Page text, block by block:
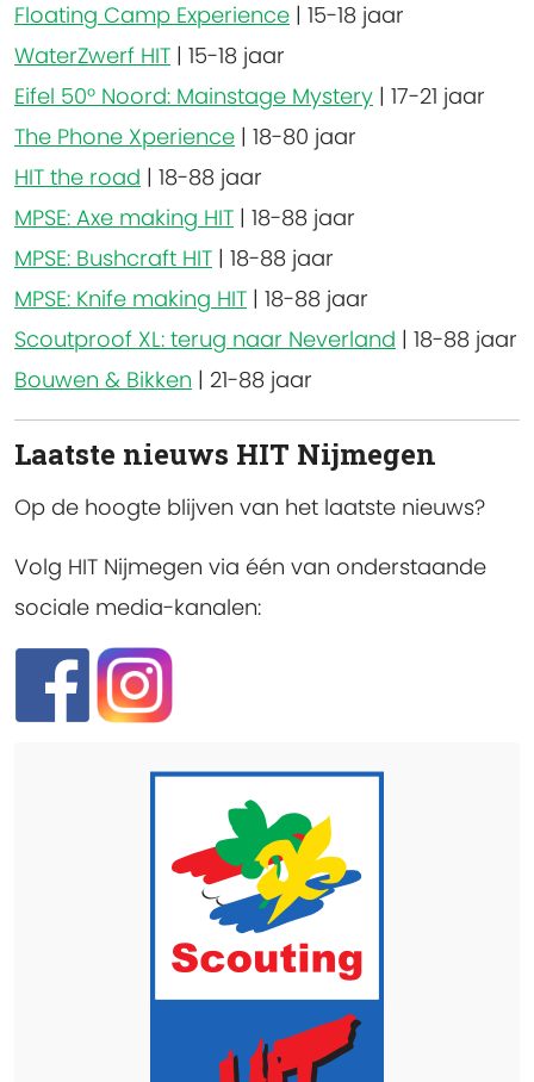
Floating Camp Experience | 15-18 jaar
WaterZwerf HIT | 15-18 jaar
Eifel 50° Noord: Mainstage Mystery | 17-21 jaar
The Phone Xperience | 18-80 jaar
HIT the road | 18-88 jaar
MPSE: Axe making HIT | 18-88 jaar
MPSE: Bushcraft HIT | 18-88 jaar
MPSE: Knife making HIT | 18-88 jaar
Scoutproof XL: terug naar Neverland | 18-88 jaar
Bouwen & Bikken | 21-88 jaar
Laatste nieuws HIT Nijmegen
Op de hoogte blijven van het laatste nieuws?
Volg HIT Nijmegen via één van onderstaande
sociale media-kanalen: